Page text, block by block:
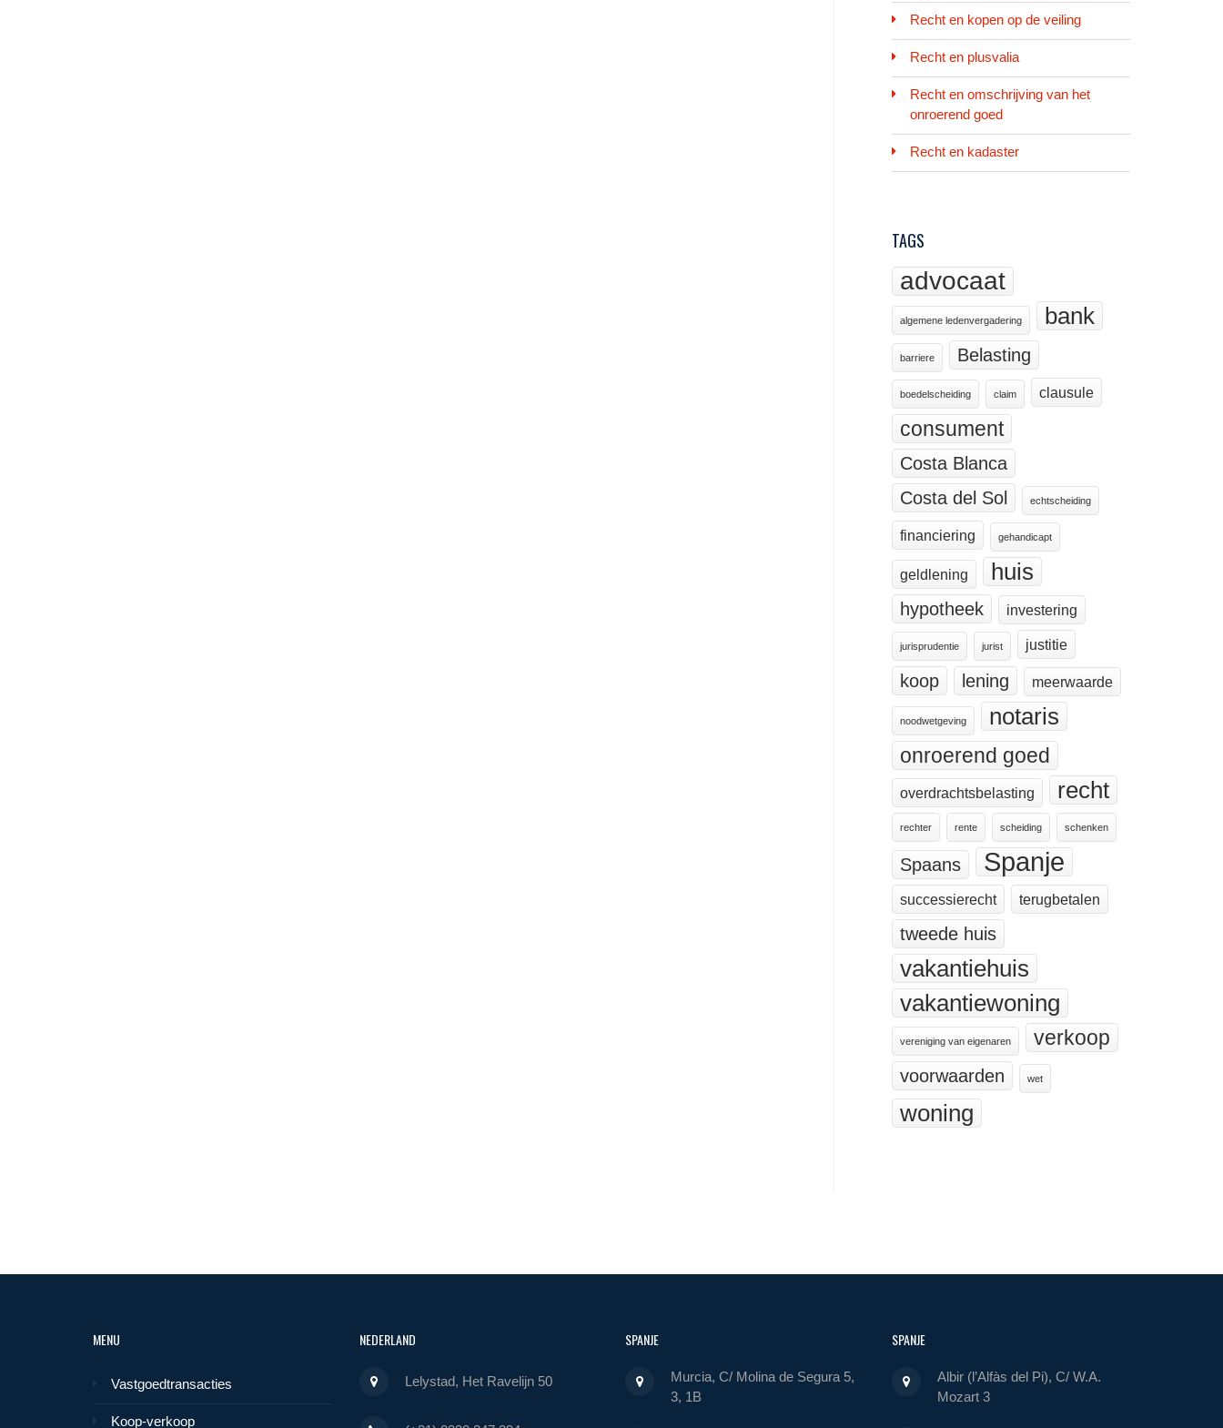
Recht en kopen op de veiling
Recht en plusvalia
Recht en omschrijving van het
onroerend goed
Recht en kadaster
TAGS
advocaat
algemene ledenvergadering bank
barriere Belasting
boedelscheiding claim clausule
consument
Costa Blanca
Costa del Sol
echtscheiding
financiering gehandicapt
geldlening huis
hypotheek investering
jurisprudentie jurist justitie
koop lening meerwaarde
noodwetgeving notaris
onroerend goed
overdrachtsbelasting recht
rechter rente scheiding schenken
Spaans Spanje
successierecht terugbetalen
tweede huis
vakantiehuis
vakantiewoning
vereniging van eigenaren verkoop
voorwaarden wet
woning
MENU
Vastgoedtransacties
Koop-verkoop
NEDERLAND
Lelystad, Het Ravelijn 50
SPANJE
Murcia, C/ Molina de Segura 5,
3, 1B
SPANJE
Albir (l’Alfàs del Pi), C/ W.A.
Mozart 3